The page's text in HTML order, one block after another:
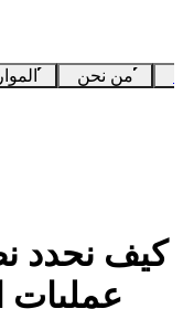
من نحن
عمليات